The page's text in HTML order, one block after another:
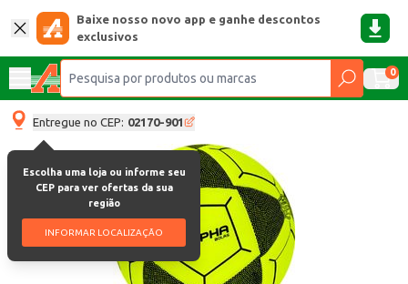
Baixe nosso novo app e ganhe descontos
exclusivos
0
Entregue no CEP: 02170-901
Escolha uma loja ou informe seu
CEP para ver ofertas da sua
região
INFORMAR LOCALIZAÇÃO